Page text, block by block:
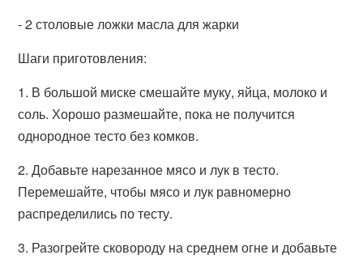
- 2 столовые ложки масла для жарки
Шаги приготовления:
1. В большой миске смешайте муку, яйца, молоко и
соль. Хорошо размешайте, пока не получится
однородное тесто без комков.
2. Добавьте нарезанное мясо и лук в тесто.
Перемешайте, чтобы мясо и лук равномерно
распределились по тесту.
3. Разогрейте сковороду на среднем огне и добавьте